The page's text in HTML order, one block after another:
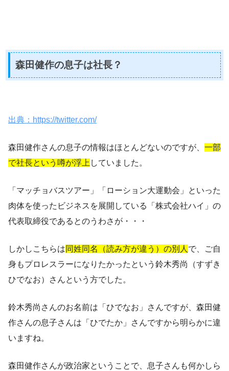
森田健作の息子は社長？
出典：https://twitter.com/
森田健作さんの息子の情報はほとんどないのですが、 一部
で社長という噂が浮上 していました。
「マッチョバスツアー」「ローション大運動会」といった
肉体を使ったビジネスを展開している「株式会社ハイ」の
代表取締役であるとのうわさが・・・
しかしこちらは同姓同名（読み方が違う）の別人 で、ご自
身もプロレスラーになりたかったという鈴木秀尚（すずき
ひでなお）さんという方でした。
鈴木秀尚さんのお名前は「ひでなお」さんですが、 森田健
作さんの息子さんは「ひでたか」
さんですから明らかに違
いますね。
森田健作さんが政治家ということで、息子さんも何かしら